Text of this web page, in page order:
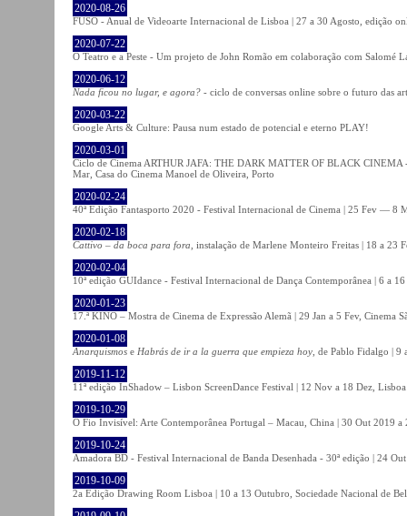
2020-08-26
FUSO - Anual de Videoarte Internacional de Lisboa | 27 a 30 Agosto, edição
2020-07-22
O Teatro e a Peste - Um projeto de John Romão em colaboração com Salomé
2020-06-12
Nada ficou no lugar, e agora? - ciclo de conversas online sobre o futuro das
2020-03-22
Google Arts & Culture: Pausa num estado de potencial e eterno PLAY!
2020-03-01
Ciclo de Cinema ARTHUR JAFA: THE DARK MATTER OF BLACK
Mar, Casa do Cinema Manoel de Oliveira, Porto
2020-02-24
40ª Edição Fantasporto 2020 - Festival Internacional de Cinema | 25 Fev — 8
2020-02-18
Cattivo – da boca para fora , instalação de Marlene Monteiro Freitas | 18 a
2020-02-04
10ª edição GUIdance - Festival Internacional de Dança Contemporânea | 6 a
2020-01-23
17.ª KINO – Mostra de Cinema de Expressão Alemã | 29 Jan a 5 Fev, Cinema
2020-01-08
Anarquismos e Habrás de ir a la guerra que empieza hoy , de Pablo Fidalgo |
2019-11-12
11ª edição InShadow – Lisbon ScreenDance Festival | 12 Nov a 18 Dez, Lisboa
2019-10-29
O Fio Invisível: Arte Contemporânea Portugal – Macau, China | 30 Out 2019
2019-10-24
Amadora BD - Festival Internacional de Banda Desenhada - 30ª edição | 24
2019-10-09
2a Edição Drawing Room Lisboa | 10 a 13 Outubro, Sociedade Nacional de